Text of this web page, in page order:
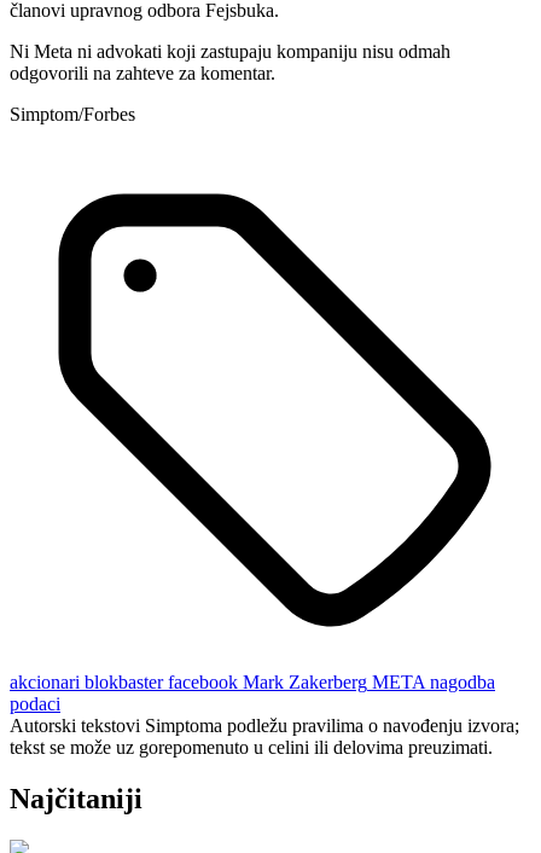
članovi upravnog odbora Fejsbuka.
Ni Meta ni advokati koji zastupaju kompaniju nisu odmah
odgovorili na zahteve za komentar.
Simptom/Forbes
akcionari blokbaster facebook Mark Zakerberg META nagodba
podaci
Autorski tekstovi Simptoma podležu pravilima o navođenju izvora;
tekst se može uz gorepomenuto u celini ili delovima preuzimati.
Najčitaniji